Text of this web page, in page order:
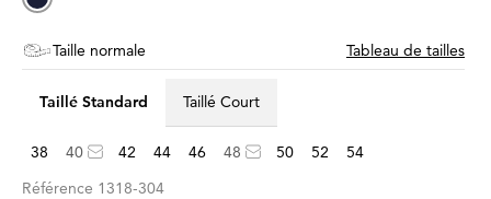
Taille normale Tableau de tailles
Taillé Standard Taillé Court
38 40 42 44 46 48 50 52
54
Référence 1318-304